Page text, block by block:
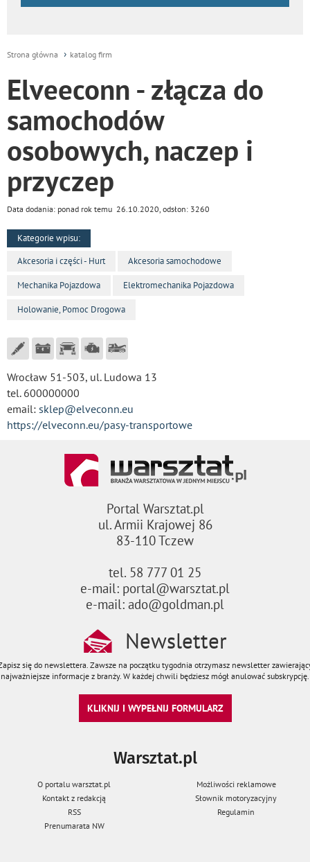
Strona główna katalog firm
Elveeconn - złącza do
samochodów
osobowych, naczep i
przyczep
Data dodania: ponad rok temu 26.10.2020, odsłon: 3260
Kategorie wpisu:
Akcesoria i części - Hurt
Akcesoria samochodowe
Mechanika Pojazdowa Elektromechanika Pojazdowa
Holowanie, Pomoc Drogowa
Wrocław 51-503, ul. Ludowa 13
tel. 600000000
email: sklep@elveconn.eu
https://elveconn.eu/pasy-transportowe
Portal Warsztat.pl
ul. Armii Krajowej 86
83-110 Tczew
tel. 58 777 01 25
e-mail: portal@warsztat.pl
e-mail: ado@goldman.pl
Newsletter
się do newslettera. Zawsze na początku tygodnia otrzymasz newsletter
najważniejsze informacje z branży. W każdej chwili będziesz mógł anulować subskrypcję.
KLIKNIJ I WYPEŁNIJ FORMULARZ
Warsztat.pl
O portalu warsztat.pl
Możliwości reklamowe
Kontakt z redakcją
Słownik motoryzacyjny
RSS
Regulamin
Prenumarata NW